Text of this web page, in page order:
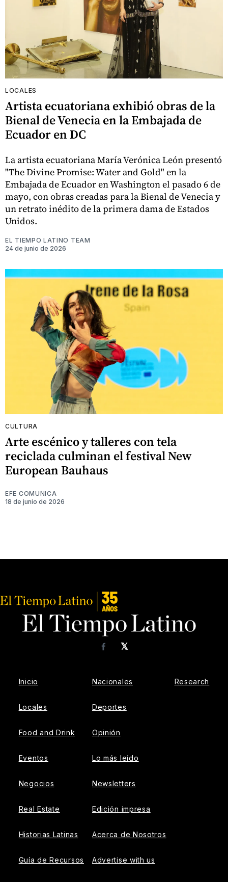
LOCALES
Artista ecuatoriana exhibió obras de la
Bienal de Venecia en la Embajada de
Ecuador en DC
La artista ecuatoriana María Verónica León presentó
"The Divine Promise: Water and Gold" en la
Embajada de Ecuador en Washington el pasado 6 de
mayo, con obras creadas para la Bienal de Venecia y
un retrato inédito de la primera dama de Estados
Unidos.
EL TIEMPO LATINO TEAM
24 de junio de 2026
CULTURA
Arte escénico y talleres con tela
reciclada culminan el festival New
European Bauhaus
EFE COMUNICA
18 de junio de 2026
𝕏
Facebook
Inicio
Locales
Food and Drink
Eventos
Negocios
Real Estate
Historias Latinas
Guía de Recursos
Nacionales
Deportes
Opinión
Lo más leído
Newsletters
Edición impresa
Acerca de Nosotros
Advertise with us
Research